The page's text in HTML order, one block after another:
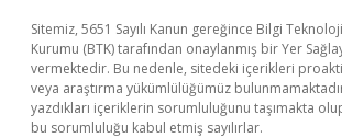
Sitemiz, 5651 Sayılı Kanun gereğince Bilgi
Kurumu (BTK) tarafından onaylanmış bir Yer
vermektedir. Bu nedenle, sitedeki içerikleri
veya araştırma yükümlülüğümüz
yazdıkları içeriklerin sorumluluğunu taşımakta
bu sorumluluğu kabul etmiş sayılırlar.